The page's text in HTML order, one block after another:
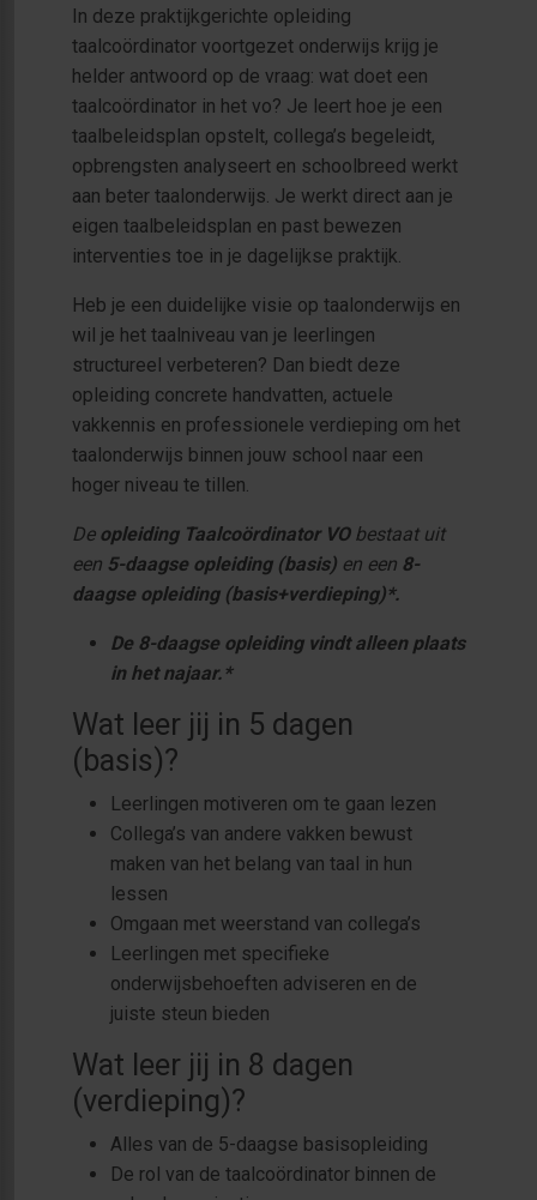
In deze praktijkgerichte opleiding
taalcoördinator voortgezet onderwijs krijg je
helder antwoord op de vraag: wat doet een
taalcoördinator in het vo? Je leert hoe je een
taalbeleidsplan opstelt, collega’s begeleidt,
opbrengsten analyseert en schoolbreed werkt
aan beter taalonderwijs. Je werkt direct aan je
eigen taalbeleidsplan en past bewezen
interventies toe in je dagelijkse praktijk.
Heb je een duidelijke visie op taalonderwijs en
wil je het taalniveau van je leerlingen
structureel verbeteren? Dan biedt deze
opleiding concrete handvatten, actuele
vakkennis en professionele verdieping om het
taalonderwijs binnen jouw school naar een
hoger niveau te tillen.
Deopleiding Taalcoördinator VO bestaat uit
een 5-daagse opleiding (basis) en een 8-
daagse opleiding (basis+verdieping)*.
De 8-daagse opleiding vindt alleen plaats
in het najaar.*
Wat leer jij in 5 dagen
(basis)?
Leerlingen motiveren om te gaan lezen
Collega’s van andere vakken bewust
maken van het belang van taal in hun
lessen
Omgaan met weerstand van collega’s
Leerlingen met specifieke
onderwijsbehoeften adviseren en de
juiste steun bieden
Wat leer jij in 8 dagen
(verdieping)?
Alles van de 5-daagse basisopleiding
De rol van de taalcoördinator binnen de